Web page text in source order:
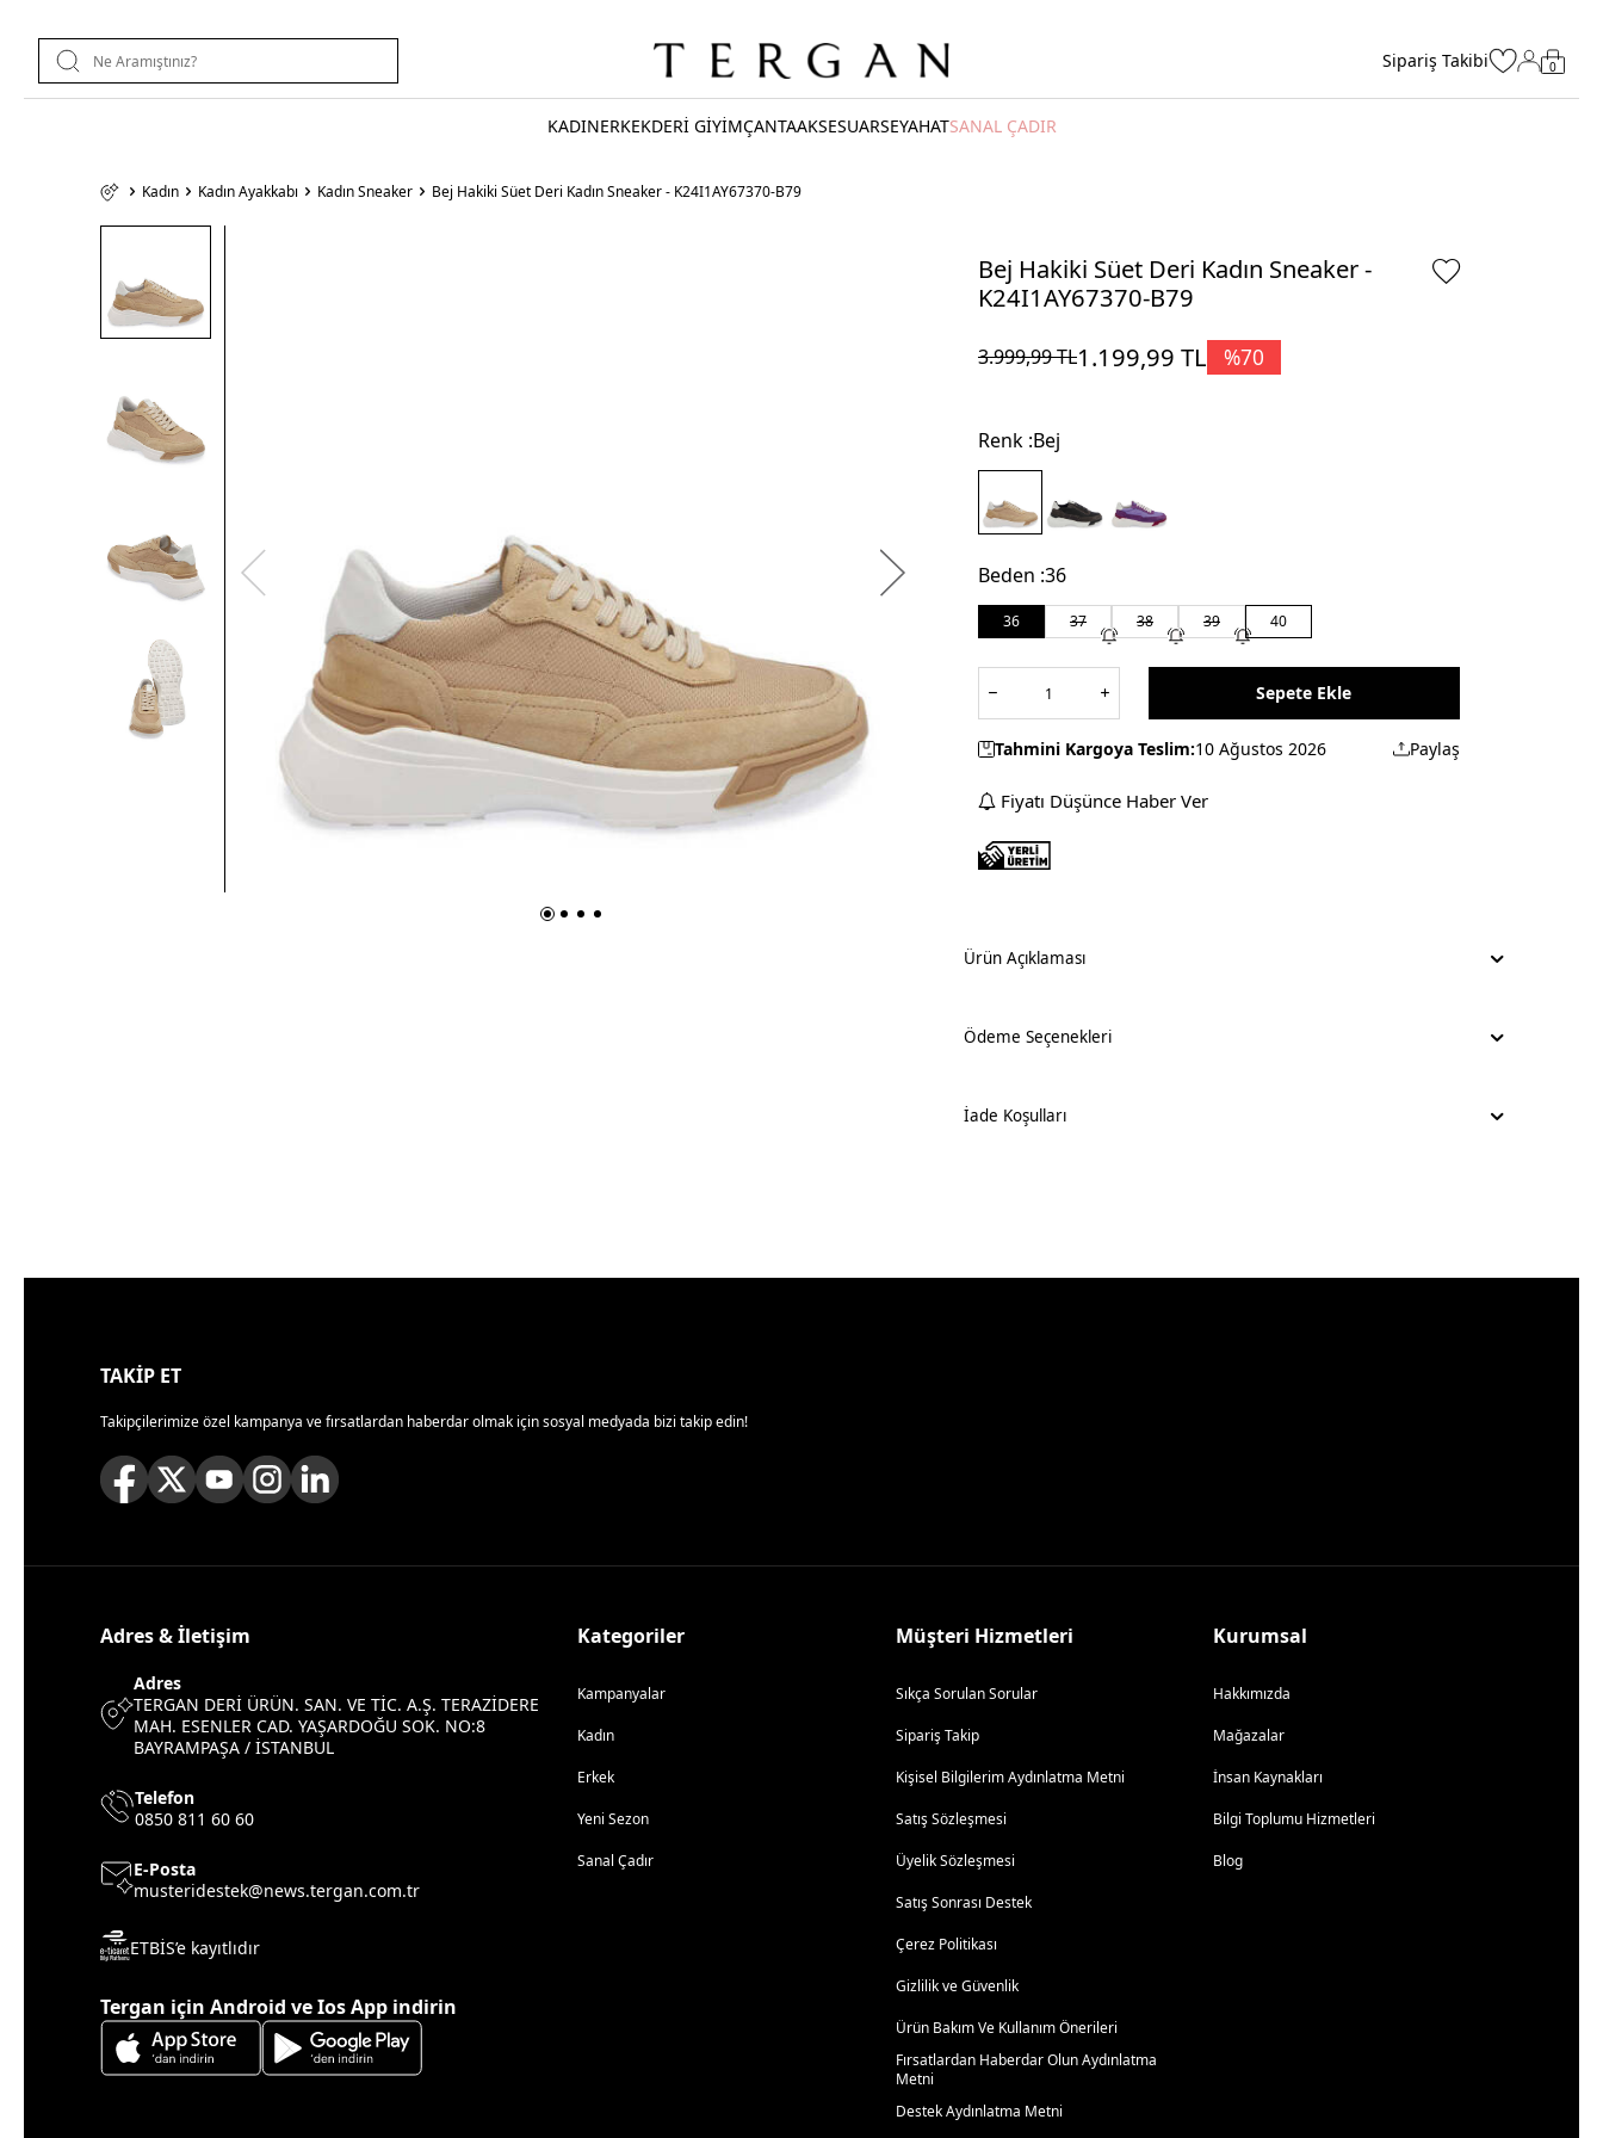
Sipariş Takibi 0
KADINERKEKDERİ GİYİMÇANTAAKSESUARSEYAHATSANAL ÇADIR
Kadın Kadın Ayakkabı Kadın Sneaker Bej Hakiki Süet Deri Kadın Sneaker - K24I1AY67370-B79
Bej Hakiki Süet Deri Kadın Sneaker -
K24I1AY67370-B79
3.999,99TL1.199,99 TL %70
Renk :Bej
Beden :36
36 37 38 39 40
Sepete Ekle
Tahmini Kargoya Teslim:10 Ağustos 2026 Paylaş
Fiyatı Düşünce Haber Ver
Ürün Açıklaması
Ödeme Seçenekleri
İade Koşulları
TAKİP ET
Takipçilerimize özel kampanya ve fırsatlardan haberdar olmak için sosyal medyada bizi takip edin!
Adres & İletişim
Adres
TERGAN DERİ ÜRÜN. SAN. VE TİC. A.Ş. TERAZİDERE
MAH. ESENLER CAD. YAŞARDOĞU SOK. NO:8
BAYRAMPAŞA / İSTANBUL
Telefon
0850 811 60 60
E-Posta
musteridestek@news.tergan.com.tr
ETBİS’e kayıtlıdır
Tergan için Android ve Ios App indirin
Kategoriler
Kampanyalar
Kadın
Erkek
Yeni Sezon
Sanal Çadır
Müşteri Hizmetleri
Sıkça Sorulan Sorular
Sipariş Takip
Kişisel Bilgilerim Aydınlatma Metni
Satış Sözleşmesi
Üyelik Sözleşmesi
Satış Sonrası Destek
Çerez Politikası
Gizlilik ve Güvenlik
Ürün Bakım Ve Kullanım Önerileri
Fırsatlardan Haberdar Olun Aydınlatma
Metni
Destek Aydınlatma Metni
Kurumsal
Hakkımızda
Mağazalar
İnsan Kaynakları
Bilgi Toplumu Hizmetleri
Blog